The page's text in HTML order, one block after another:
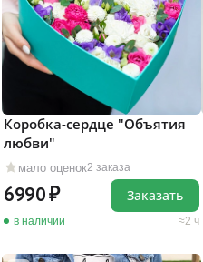
мало оценок2 заказа
Коробка-сердце "Объятия
любви"
6990
в наличии 2 ч
Заказать